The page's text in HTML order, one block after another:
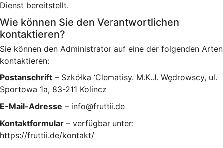
Dienst bereitstellt.
Wie können Sie den Verantwortlichen
kontaktieren?
Sie können den Administrator auf eine der folgenden Arten
kontaktieren:
Postanschrift – Szkółka ‘Clematisy. M.K.J. Wędrowscy, ul.
Sportowa 1a, 83-211 Kolincz
E-Mail-Adresse – info@fruttii.de
Kontaktformular – verfügbar unter:
https://fruttii.de/kontakt/